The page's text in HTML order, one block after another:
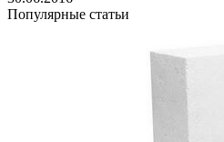
Популярные статьи